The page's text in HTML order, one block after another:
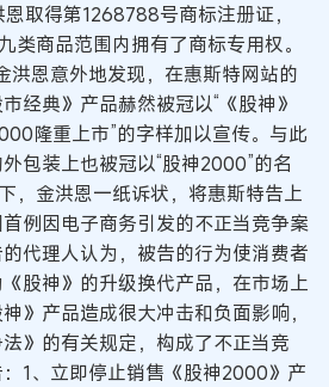
取得第1268788号商标注册证，
类商品范围内拥有了商标专用权。
洪恩意外地发现，在惠斯特网站的
经典》产品赫然被冠以“《股神》
隆重上市”的字样加以宣传。与此
包装上也被冠以“股神2000”的名
，金洪恩一纸诉状，将惠斯特告上
例因电子商务引发的不正当竞争案
代理人认为，被告的行为使消费者
股神》的升级换代产品，在市场上
》产品造成很大冲击和负面影响，
》的有关规定，构成了不正当竞
1、立即停止销售《股神2000》产